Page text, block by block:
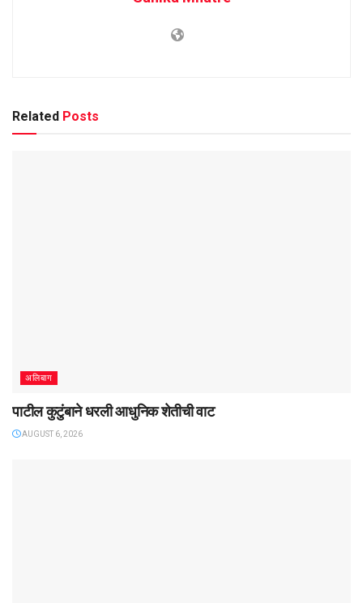
Related Posts
अलिबाग
पाटील कुटुंबाने धरली आधुनिक शेतीची वाट
AUGUST 6, 2026